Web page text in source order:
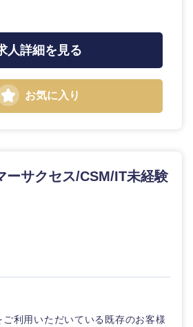
ンクタンク
ント
栃木県
埼玉県
社宅・家賃補助有
人詳細を見る
お気に入り
ーサクセス/CSM/IT未経験
ご利用いただいている既存のお客様